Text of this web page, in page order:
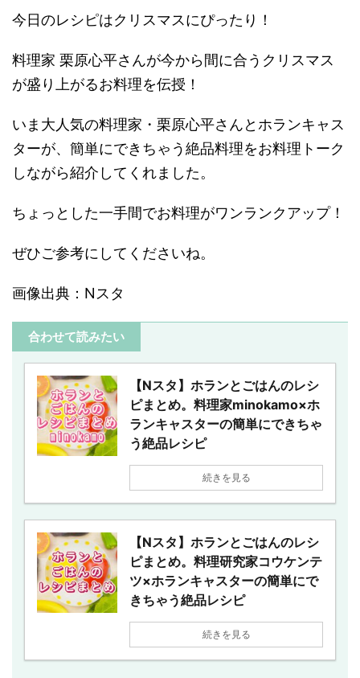
今日のレシピはクリスマスにぴったり！
料理家 栗原心平さんが今から間に合うクリスマス
が盛り上がるお料理を伝授！
いま大人気の料理家・栗原心平さんとホランキャス
ターが、 簡単にできちゃう絶品料理をお料理トーク
しながら紹介してくれました。
ちょっとした一手間でお料理がワンランクアップ！
ぜひご参考にしてくださいね。
画像出典：Nスタ
合わせて読みたい
【Nスタ】ホランとごはんのレシ
ピまとめ。料理家minokamo×ホ
ランキャスターの簡単にできちゃ
う絶品レシピ
続きを見る
【Nスタ】ホランとごはんのレシ
ピまとめ。料理研究家コウケンテ
ツ×ホランキャスターの簡単にで
きちゃう絶品レシピ
続きを見る